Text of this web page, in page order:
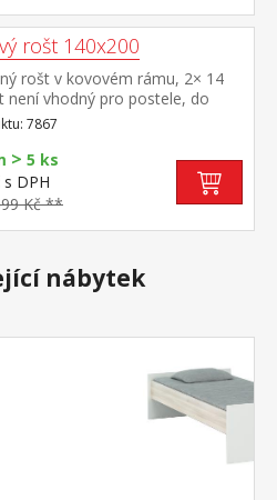
rošt 140x200
rošt v kovovém rámu, 2× 14
není vhodný pro postele, do
být použit laťkový rošt R3
7867
> 5 ks
s DPH
Kč **
nábytek